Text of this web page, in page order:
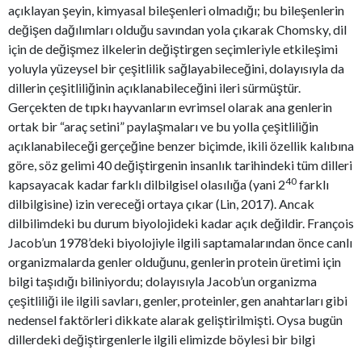
açıklayan şeyin, kimyasal bileşenleri olmadığı; bu bileşenlerin
değişen dağılımları olduğu savından yola çıkarak Chomsky, dil
için de değişmez ilkelerin değiştirgen seçimleriyle etkileşimi
yoluyla yüzeysel bir çeşitlilik sağlayabileceğini, dolayısıyla da
dillerin çeşitliliğinin açıklanabileceğini ileri sürmüştür.
Gerçekten de tıpkı hayvanların evrimsel olarak ana genlerin
ortak bir “araç setini” paylaşmaları ve bu yolla çeşitliliğin
açıklanabileceği gerçeğine benzer biçimde, ikili özellik kalıbına
göre, söz gelimi 40 değiştirgenin insanlık tarihindeki tüm dilleri
kapsayacak kadar farklı dilbilgisel olasılığa (yani 240 farklı
dilbilgisine) izin vereceği ortaya çıkar (Lin, 2017). Ancak
dilbilimdeki bu durum biyolojideki kadar açık değildir. François
Jacob’un 1978’deki biyolojiyle ilgili saptamalarından önce canlı
organizmalarda genler olduğunu, genlerin protein üretimi için
bilgi taşıdığı biliniyordu; dolayısıyla Jacob’un organizma
çeşitliliği ile ilgili savları, genler, proteinler, gen anahtarları gibi
nedensel faktörleri dikkate alarak geliştirilmişti. Oysa bugün
dillerdeki değiştirgenlerle ilgili elimizde böylesi bir bilgi